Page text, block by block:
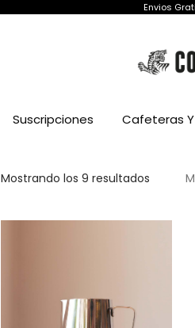
Envios
Suscripciones Cafeteras
Mostrando los 9 resultados